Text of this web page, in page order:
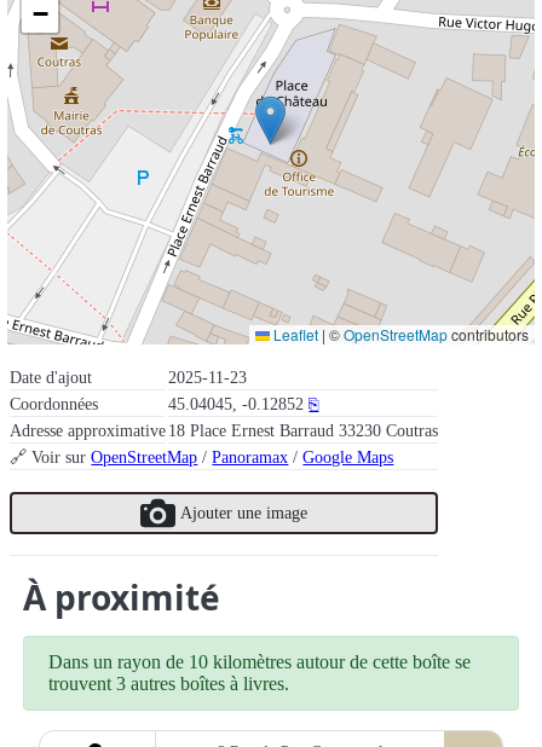
Date d'ajout
2025-11-23
Coordonnées
45.04045, -0.12852 ⎘
Adresse approximative18 Place Ernest Barraud 33230 Coutras
🔗 Voir surOpenStreetMap /Panoramax /Google Maps
Ajouter une image
−
Leaflet | ©OpenStreetMapcontributors
À proximité
Dans un rayon de 10 kilomètres autour de cette boîte se
trouvent 3 autres boîtes à livres.